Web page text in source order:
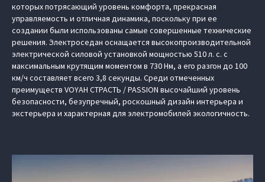
которых потрясающий уровень комфорта, прекрасная
управляемость и отличная динамика, поскольку при ее
создании были использованы самые совершенные технические
решения. Электроседан оснащается высокопроизводительной
электрической силовой установкой мощностью 510 л. с. с
максимальным крутящим моментом в 730 Нм, а его разгон до 100
км/ч составляет всего 3,8 секунды. Среди отмеченных
преимуществ VOYAH СТРАСТЬ / PASSION высочайший уровень
безопасности, безупречный, роскошный дизайн интерьера и
экстерьера и характерная для электромобилей экологичность.